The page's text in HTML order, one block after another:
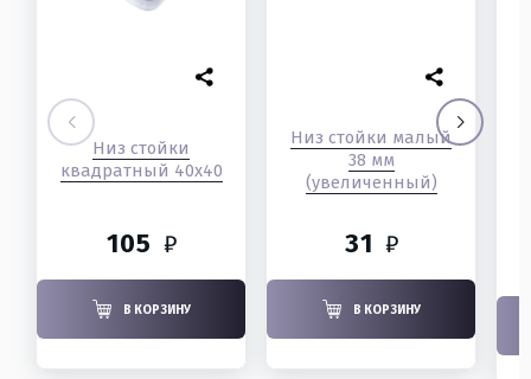
Низ стойки
квадратный 40х40
105 ₽
В КОРЗИНУ
Низ стойки малый
38 мм
(увеличенный)
31 ₽
В КОРЗИНУ